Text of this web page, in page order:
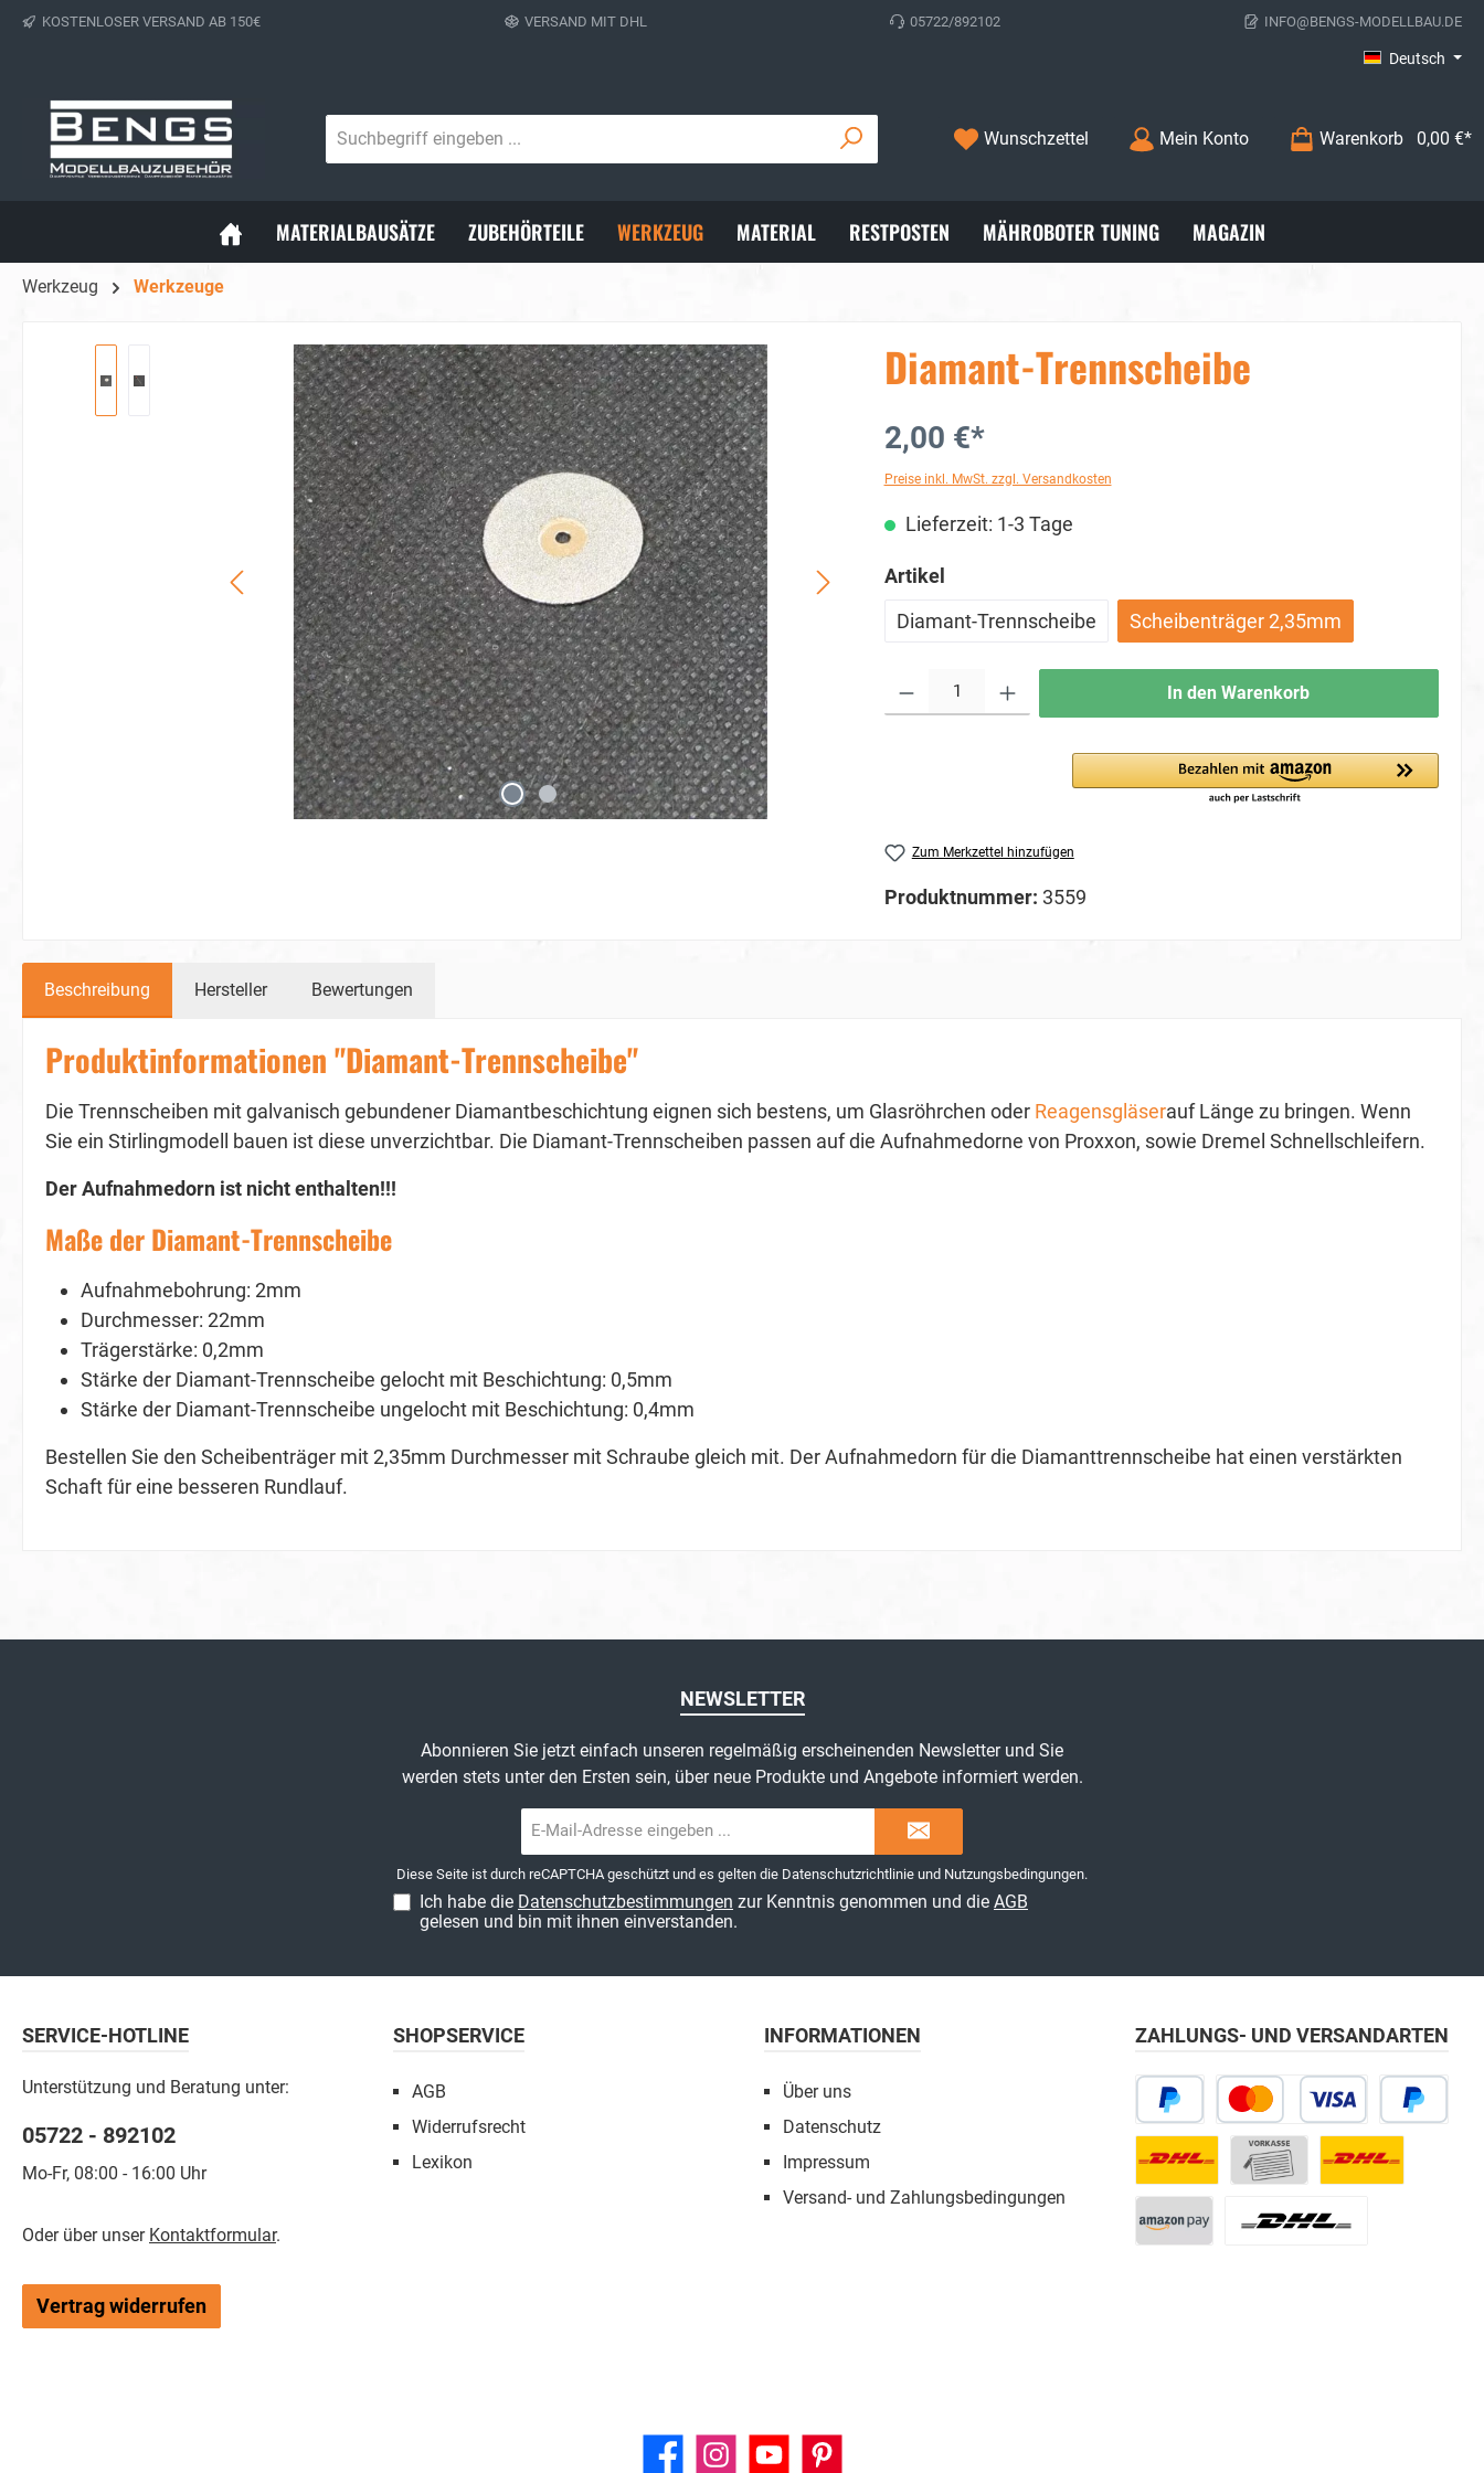
Zur Hauptnavigation springen
KOSTENLOSER VERSAND AB 150€ VERSAND MIT DHL 05722/892102 INFO@BENGS-MODELLBAU.DE
Deutsch
Wunschzettel Mein Konto Warenkorb 0,00 €*
MATERIALBAUSÄTZE ZUBEHÖRTEILE WERKZEUG MATERIAL RESTPOSTEN MÄHROBOTER TUNING MAGAZIN
Werkzeug Werkzeuge
Diamant-Trennscheibe
2,00 €*
Preise inkl. MwSt. zzgl. Versandkosten
Lieferzeit: 1-3 Tage
Artikelauswählen
Diamant-Trennscheibe
Scheibenträger 2,35mm
In den Warenkorb
Zum Merkzettel hinzufügen
Produktnummer: 3559
Beschreibung Hersteller Bewertungen
Produktinformationen "Diamant-Trennscheibe"
Die Trennscheiben mit galvanisch gebundener Diamantbeschichtung eignen sich bestens, um Glasröhrchen oder Reagensgläserauf Länge zu bringen. Wenn
Sie ein Stirlingmodell bauen ist diese unverzichtbar. Die Diamant-Trennscheiben passen auf die Aufnahmedorne von Proxxon, sowie Dremel Schnellschleifern.
Der Aufnahmedorn ist nicht enthalten!!!
Maße der Diamant-Trennscheibe
Aufnahmebohrung: 2mm
Durchmesser: 22mm
Trägerstärke: 0,2mm
Stärke der Diamant-Trennscheibe gelocht mit Beschichtung: 0,5mm
Stärke der Diamant-Trennscheibe ungelocht mit Beschichtung: 0,4mm
Bestellen Sie den Scheibenträger mit 2,35mm Durchmesser mit Schraube gleich mit. Der Aufnahmedorn für die Diamanttrennscheibe hat einen verstärkten
Schaft für eine besseren Rundlauf.
NEWSLETTER
Abonnieren Sie jetzt einfach unseren regelmäßig erscheinenden Newsletter und Sie
werden stets unter den Ersten sein, über neue Produkte und Angebote informiert werden.
Mail-
Adresse*
Diese Seite ist durch reCAPTCHA geschützt und es gelten die Datenschutzrichtlinie und Nutzungsbedingungen.
Ich habe die Datenschutzbestimmungen zur Kenntnis genommen und die AGB
gelesen und bin mit ihnen einverstanden.
SERVICE-HOTLINE
Unterstützung und Beratung unter:
05722 - 892102
Mo-Fr, 08:00 - 16:00 Uhr
Oder über unser Kontaktformular.
Vertrag widerrufen
SHOPSERVICE
AGB
Widerrufsrecht
Lexikon
INFORMATIONEN
Über uns
Datenschutz
Impressum
Versand- und Zahlungsbedingungen
ZAHLUNGS- UND VERSANDARTEN
FacebookInstagramYouTube Pinterest